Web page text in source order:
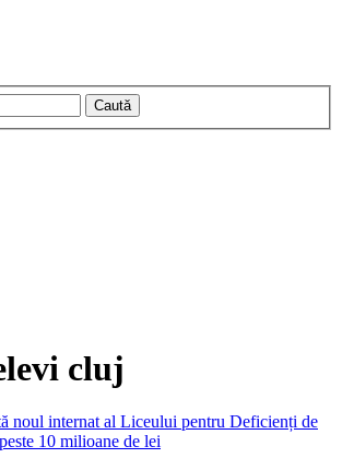
Caută
cluj